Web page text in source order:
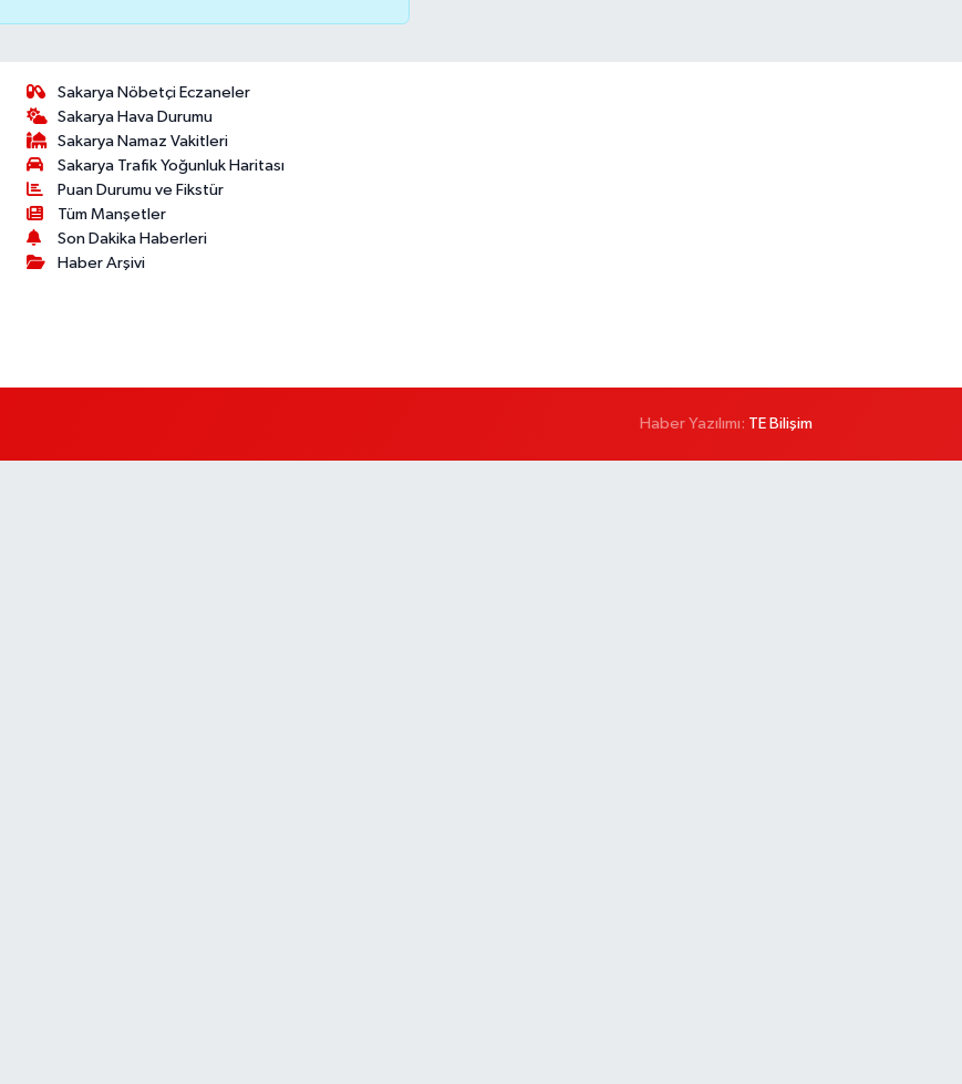
Sakarya Nöbetçi Eczaneler
Sakarya Hava Durumu
Sakarya Namaz Vakitleri
Sakarya Trafik Yoğunluk Haritası
Puan Durumu ve Fikstür
Tüm Manşetler
Son Dakika Haberleri
Haber Arşivi
Haber Yazılımı: TE Bilişim